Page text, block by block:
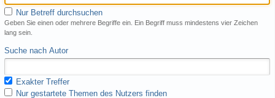
Nur Betreff durchsuchen
Geben Sie einen oder mehrere Begriffe ein. Ein Begriff muss mindestens vier Zeichen
lang sein.
Suche nach Autor
Exakter Treffer
Nur gestartete Themen des Nutzers finden